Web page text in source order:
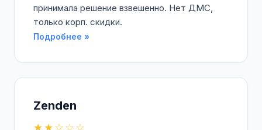
принимала решение взвешенно. Нет ДМС,
только корп. скидки.
Подробнее »
Zenden
★★☆☆☆